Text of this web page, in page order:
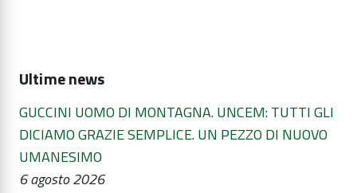
Ultime news
GUCCINI UOMO DI MONTAGNA. UNCEM: TUTTI GLI
DICIAMO GRAZIE SEMPLICE. UN PEZZO DI NUOVO
UMANESIMO
6 agosto 2026